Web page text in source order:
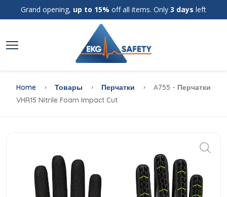
Grand opening, up to 15% off all items. Only 3 days left
Home Товары Перчатки
A755 - Перчатки
VHR15 Nitrile Foam Impact Cut